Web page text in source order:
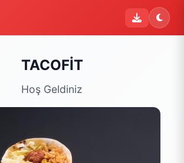
TACOFİT
Hoş Geldiniz